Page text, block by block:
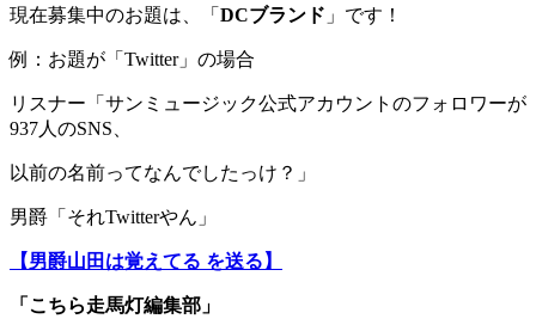
現在募集中のお題は、「 DCブランド 」です！
例：お題が「Twitter」の場合
リスナー「サンミュージック公式アカウントのフォロワーが
937人のSNS、
以前の名前ってなんでしたっけ？」
男爵「それTwitterやん」
【男爵山田は覚えてる を送る】
「こちら走馬灯編集部」